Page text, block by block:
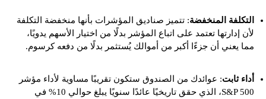
التكلفة المنخفضة: تتميز صناديق المؤشرات بأنها منخفضة التكلفة
لأن إدارتها تعتمد على اتباع المؤشر بدلًا من اختيار الأسهم يدويًا،
مما يعني أن جزءًا أكبر من أموالك يُستثمر بدلًا من دفعه كرسوم.
أداء ثابت: عوائدك من الصندوق ستكون تقريبًا مساوية لأداء مؤشر
S&P 500، الذي حقق تاريخيًا عائدًا سنويًا يبلغ حوالي 10% في